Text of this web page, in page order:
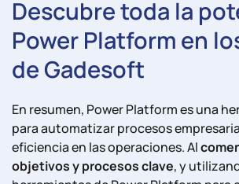
Descubre toda la
Power Platform en
deGadesoft
En resumen, Power Platform es una
para automatizar procesos
eficiencia en las operaciones. Al
objetivos y procesos clave, y